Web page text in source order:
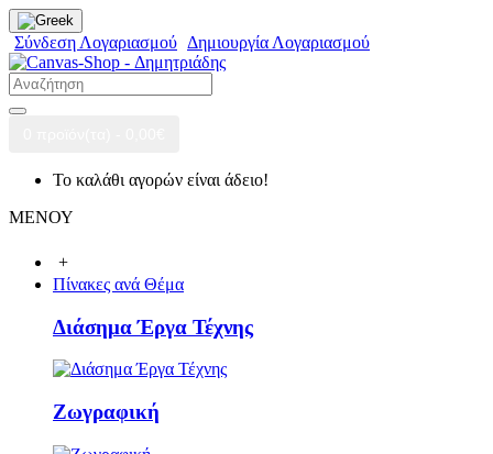
Σύνδεση Λογαριασμού Δημιουργία Λογαριασμού
Το καλάθι αγορών είναι άδειο!
ΜΕΝΟΥ
+
Πίνακες ανά Θέμα
Διάσημα Έργα Τέχνης
Ζωγραφική